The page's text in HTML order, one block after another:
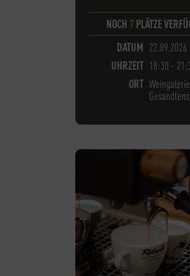
NOCH 7PLÄTZE
DATUM 22.09.2026
UHRZEIT 18:30 -
ORT